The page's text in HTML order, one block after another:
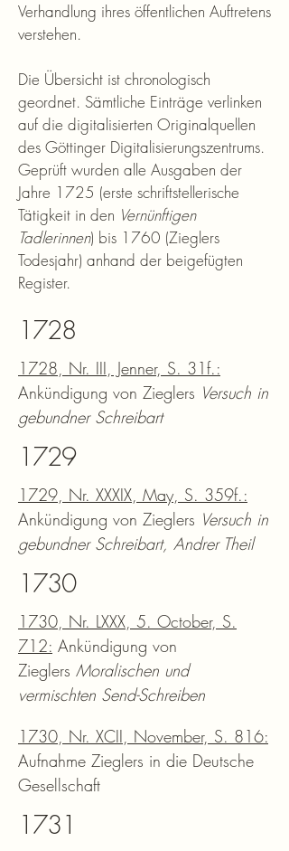
Verhandlung ihres öffentlichen Auftretens
verstehen.
Die Übersicht ist chronologisch
geordnet. Sämtliche Einträge verlinken
auf die digitalisierten Originalquellen
des Göttinger Digitalisierungszentrums.
Geprüft wurden alle Ausgaben der
Jahre 1725 (erste schriftstellerische
Tätigkeit in den Vernünftigen
Tadlerinnen) bis 1760 (Zieglers
Todesjahr) anhand der beigefügten
Register.
1728
1728, Nr. III, Jenner, S. 31f.:
Ankündigung von Zieglers Versuch in
gebundner Schreibart
1729
1729, Nr. XXXIX, May, S. 359f.:
Ankündigung von Zieglers Versuch in
gebundner Schreibart, Andrer Theil
1730
1730, Nr. LXXX, 5. October, S.
712: Ankündigung von
Zieglers Moralischen und
vermischten Send-Schreiben
1730, Nr. XCII, November, S. 816:
Aufnahme Zieglers in die Deutsche
Gesellschaft
1731